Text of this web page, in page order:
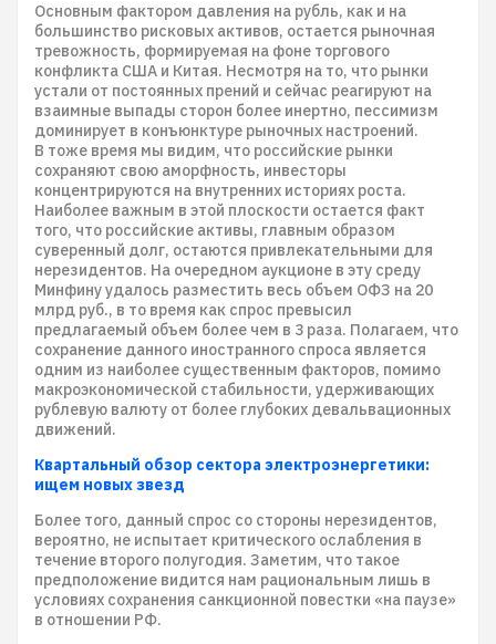
Основным фактором давления на рубль, как и на
большинство рисковых активов, остается рыночная
тревожность, формируемая на фоне торгового
конфликта США и Китая. Несмотря на то, что рынки
устали от постоянных прений и сейчас реагируют на
взаимные выпады сторон более инертно, пессимизм
доминирует в конъюнктуре рыночных настроений.
В тоже время мы видим, что российские рынки
сохраняют свою аморфность, инвесторы
концентрируются на внутренних историях роста.
Наиболее важным в этой плоскости остается факт
того, что российские активы, главным образом
суверенный долг, остаются привлекательными для
нерезидентов. На очередном аукционе в эту среду
Минфину удалось разместить весь объем ОФЗ на 20
млрд руб., в то время как спрос превысил
предлагаемый объем более чем в 3 раза. Полагаем, что
сохранение данного иностранного спроса является
одним из наиболее существенным факторов, помимо
макроэкономической стабильности, удерживающих
рублевую валюту от более глубоких девальвационных
движений.
Квартальный обзор сектора электроэнергетики:
ищем новых звезд
Более того, данный спрос со стороны нерезидентов,
вероятно, не испытает критического ослабления в
течение второго полугодия. Заметим, что такое
предположение видится нам рациональным лишь в
условиях сохранения санкционной повестки «на паузе»
в отношении РФ.